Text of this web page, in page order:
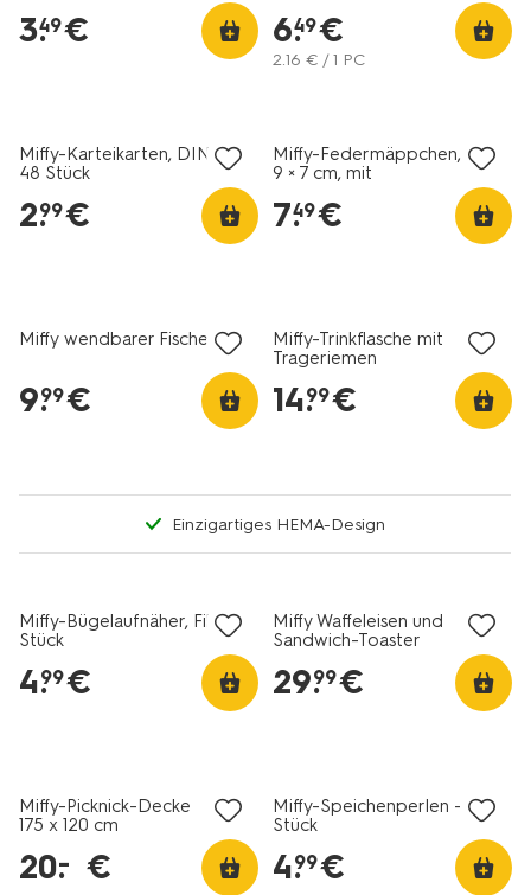
3.
49€ 6.
49€
2.16 € / 1 PC
Miffy-Karteikarten, DIN A7 –
48 Stück
2.
99€
Miffy-Federmäppchen, 20 ×
9 × 7 cm, mit
7.
49€
Miffy wendbarer Fischerhut
9.
99€
Miffy-Trinkflasche mit
Trageriemen
14.
99€
Einzigartiges HEMA-Design
Miffy-Bügelaufnäher, Filz – 6
Stück
4.
99€
Miffy Waffeleisen und
Sandwich-Toaster
29.
99€
Miffy-Picknick-Decke
175 x 120 cm
20.
– €
Miffy-Speichenperlen – 2
Stück
4.
99€